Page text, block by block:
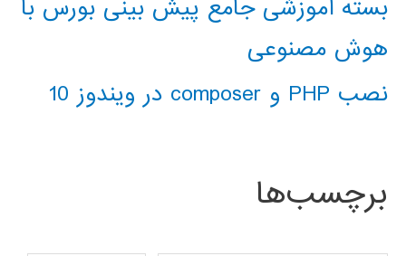
بسته آموزشی جامع پیش بینی بورس با
هوش مصنوعی
نصب PHP و composer در ویندوز 10
برچسب‌ها